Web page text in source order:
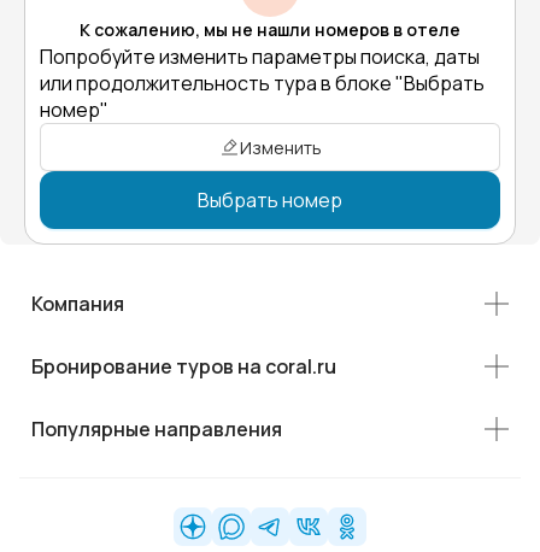
К сожалению, мы не нашли номеров в отеле
Попробуйте изменить параметры поиска, даты
или продолжительность тура в блоке "Выбрать
номер"
Изменить
Выбрать номер
Компания
Бронирование туров на coral.ru
Популярные направления